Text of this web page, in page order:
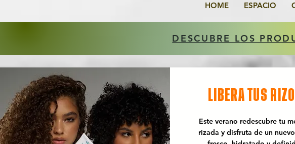
HOME ESPACIO
DESCUBRE LOS
LIBERA TUS
Este verano redescubre tu
rizada y disfruta de un